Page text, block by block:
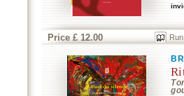
Price £ 12.00